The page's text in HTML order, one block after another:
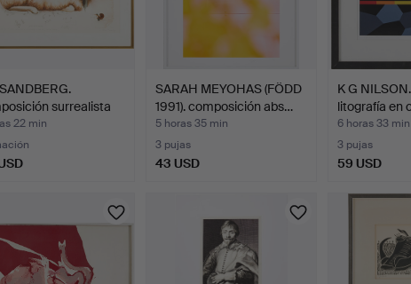
surrealista
22 min
SARAH MEYOHAS (FÖDD
1991). composición abs…
5 horas 35 min
3 pujas
43 USD
K G
litografía en
6 horas 33 min
3 pujas
59 USD